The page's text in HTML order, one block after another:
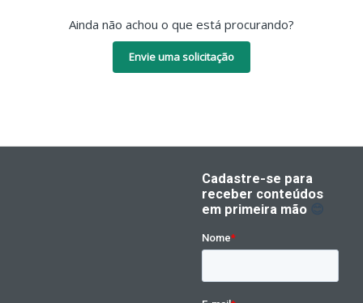
Ainda não achou o que está procurando?
Envie uma solicitação